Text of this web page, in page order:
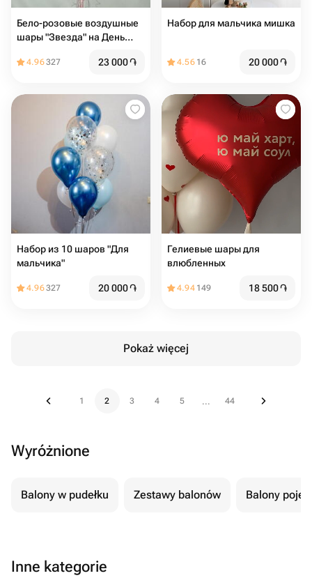
Бело-розовые воздушные
шары "Звезда" на День
девушки, жены
4.96327 23 000֏
Набор для мальчика мишка
4.56 16 20 000֏
Набор из 10 шаров "Для
мальчика"
4.96327 20 000֏
Гелиевые шары для
влюбленных
4.94 149 18 500֏
Pokaż więcej
1 2 3 4 5 ... 44
Wyróżnione
Balony w pudełku Zestawy balonów Balony
Inne kategorie